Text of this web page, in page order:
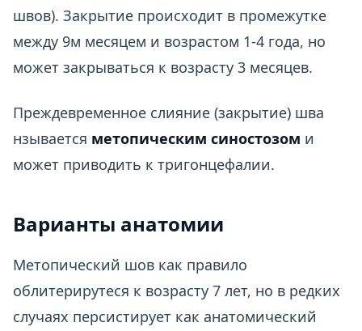
швов). Закрытие происходит в промежутке
между 9м месяцем и возрастом 1-4 года, но
может закрываться к возрасту 3 месяцев.
Преждевременное слияние (закрытие) шва
нзывается метопическим синостозом и
может приводить к тригонцефалии.
Варианты анатомии
Метопический шов как правило
облитерирутеся к возрасту 7 лет, но в редких
случаях персистирует как анатомический